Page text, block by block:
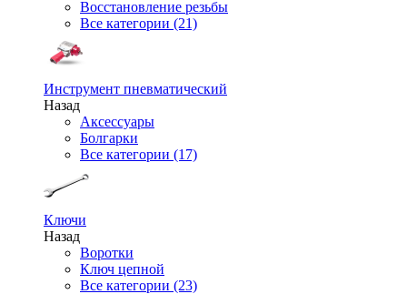
Восстановление резьбы
Все категории (21)
Инструмент пневматический
Назад
Аксессуары
Болгарки
Все категории (17)
Ключи
Назад
Воротки
Ключ цепной
Все категории (23)